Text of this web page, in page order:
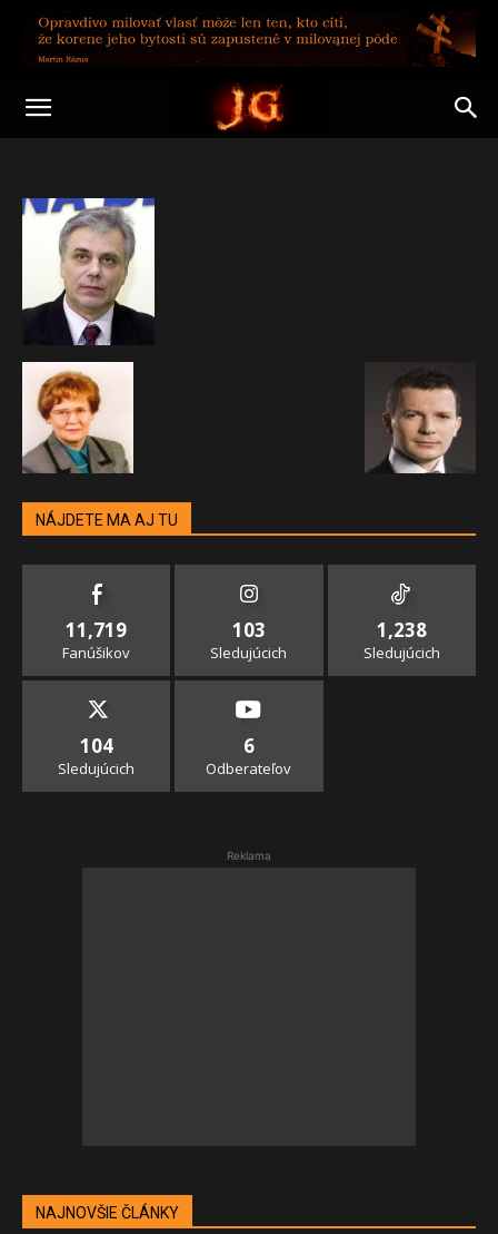
NÁJDETE MA AJ TU
11,719
Fanúšikov
103
Sledujúcich
1,238
Sledujúcich
104
Sledujúcich
6
Odberateľov
Reklama
NAJNOVŠIE ČLÁNKY